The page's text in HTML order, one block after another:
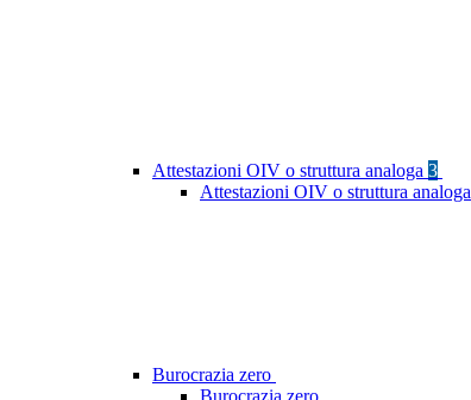
Attestazioni OIV o struttura analoga 3
Attestazioni OIV o struttura analoga
Burocrazia zero